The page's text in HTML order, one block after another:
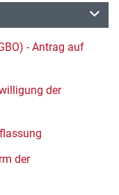
- Antrag auf
der
der